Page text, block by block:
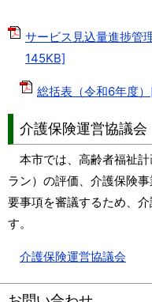
サービス見込量進捗管
145KB]
総括表（令和6年度
介護保険運営協議会
本市では、高齢者福祉
ラン）の評価、介護保険
要事項を審議するため、
す。
介護保険運営協議会